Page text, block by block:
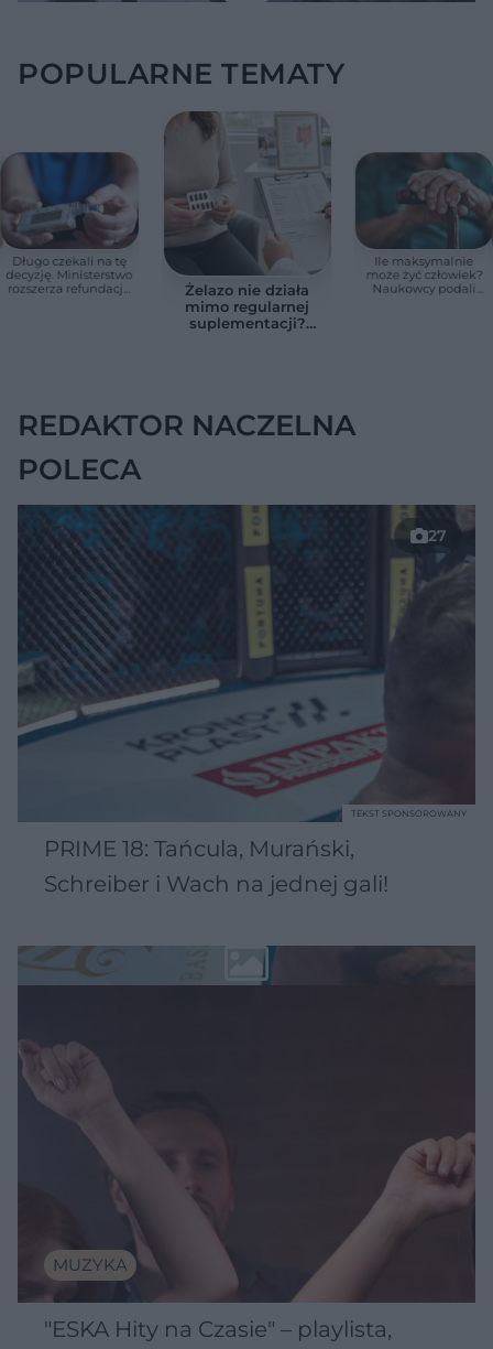
POPULARNE TEMATY
Długo czekali na tę
decyzję. Ministerstwo
rozszerza refundację
Żelazo nie działa
mimo regularnej
suplementacji?
Ile maksymalnie
może żyć człowiek?
Naukowcy podali
REDAKTOR NACZELNA
POLECA
27
PRIME 18: Tańcula, Murański,
Schreiber i Wach na jednej gali!
TEKST SPONSOROWANY
MUZYKA
"ESKA Hity na Czasie" – playlista,